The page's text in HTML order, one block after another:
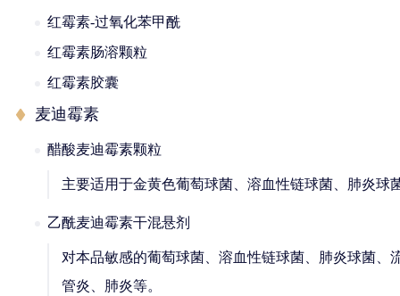
红霉素-过氧化苯甲酰
红霉素肠溶颗粒
红霉素胶囊
麦迪霉素
醋酸麦迪霉素颗粒
主要适用于金黄色葡萄球菌、溶血性链球菌、肺炎
乙酰麦迪霉素干混悬剂
对本品敏感的葡萄球菌、溶血性链球菌、肺炎球菌
管炎、肺炎等。